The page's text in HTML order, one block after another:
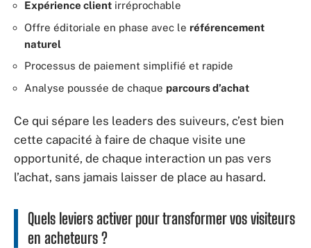
Expérience client irréprochable
Offre éditoriale en phase avec le référencement
naturel
Processus de paiement simplifié et rapide
Analyse poussée de chaque parcours d’achat
Ce qui sépare les leaders des suiveurs, c’est bien
cette capacité à faire de chaque visite une
opportunité, de chaque interaction un pas vers
l’achat, sans jamais laisser de place au hasard.
Quels leviers activer pour transformer vos visiteurs
en acheteurs ?